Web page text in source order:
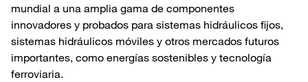
mundial a una amplia gama de componentes
innovadores y probados para sistemas hidráulicos fijos,
sistemas hidráulicos móviles y otros mercados futuros
importantes, como energías sostenibles y tecnología
ferroviaria.